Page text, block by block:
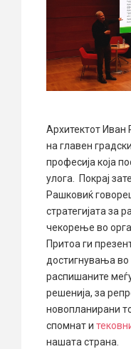
Архитектот Иван
на главен
професија која
улога. Покрај
Рашковиќ
стратегијата за
чекорење во
Притоа ги
достигнувања во
распишаните
решенија, за
новопланирани
спомнат и
нашата страна.